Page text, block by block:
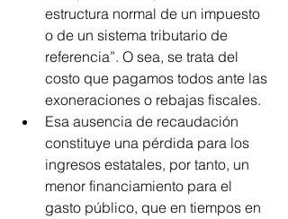
estructura normal de un impuesto
o de un sistema tributario de
referencia”. O sea, se trata del
costo que pagamos todos ante las
exoneraciones o rebajas fiscales.
Esa ausencia de recaudación
constituye una pérdida para los
ingresos estatales, por tanto, un
menor financiamiento para el
gasto público, que en tiempos en